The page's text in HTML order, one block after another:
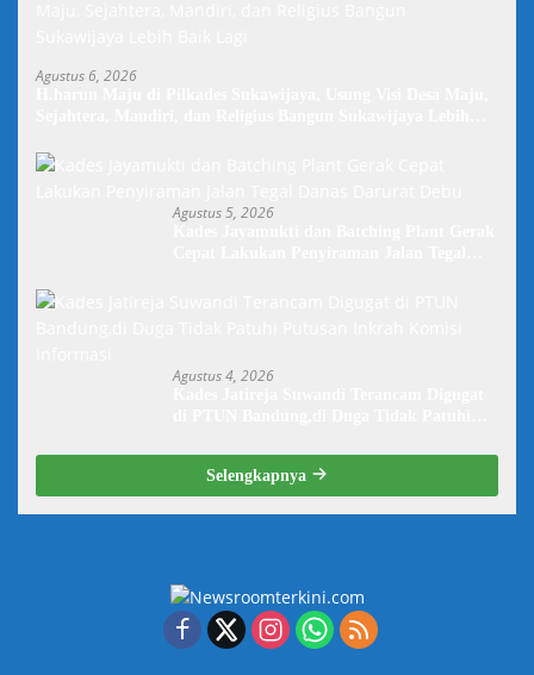
Agustus 6, 2026
Agustus 5, 2026
Agustus 4, 2026
Selengkapnya